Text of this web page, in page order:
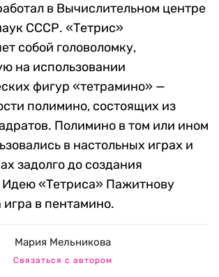
в Вычислительном центре
СССР. «Тетрис»
собой головоломку,
на использовании
фигур «тетрамино» —
полимино, состоящих из
Полимино в том или ином
в настольных играх и
задолго до создания
Идею «Тетриса» Пажитнову
игра в пентамино.
Мария Мельникова
Связаться с автором